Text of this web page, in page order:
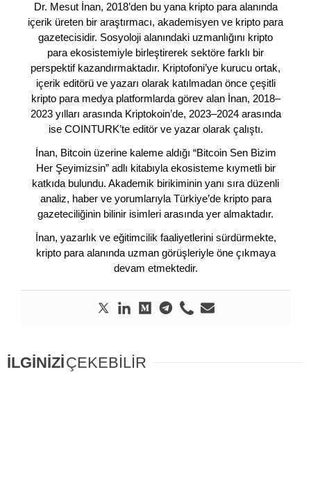
Dr. Mesut İnan, 2018’den bu yana kripto para alanında
içerik üreten bir araştırmacı, akademisyen ve kripto para
gazetecisidir. Sosyoloji alanındaki uzmanlığını kripto
para ekosistemiyle birleştirerek sektöre farklı bir
perspektif kazandırmaktadır. Kriptofoni’ye kurucu ortak,
içerik editörü ve yazarı olarak katılmadan önce çeşitli
kripto para medya platformlarda görev alan İnan, 2018–
2023 yılları arasında Kriptokoin’de, 2023–2024 arasında
ise COINTURK’te editör ve yazar olarak çalıştı.
İnan, Bitcoin üzerine kaleme aldığı “Bitcoin Sen Bizim
Her Şeyimizsin” adlı kitabıyla ekosisteme kıymetli bir
katkıda bulundu. Akademik birikiminin yanı sıra düzenli
analiz, haber ve yorumlarıyla Türkiye’de kripto para
gazeteciliğinin bilinir isimleri arasında yer almaktadır.
İnan, yazarlık ve eğitimcilik faaliyetlerini sürdürmekte,
kripto para alanında uzman görüşleriyle öne çıkmaya
devam etmektedir.
İLGİNİZİÇEKEBİLİR